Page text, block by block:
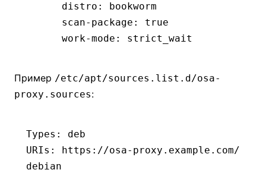
      distro
:
bookworm
      scan-package
:
true
      work-mode
: strict_wait
Пример /etc/apt/sources.list.d/osa-
proxy.sources:
Types: deb
URIs: https://osa-proxy.example.com/
debian